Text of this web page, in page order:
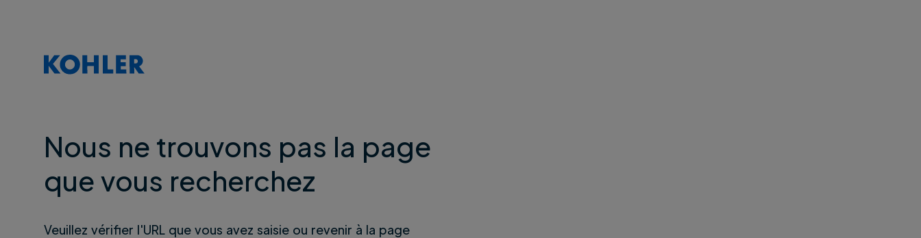
Nous ne trouvons pas la page
que vous recherchez
Veuillez vérifier l'URL que vous avez saisie ou revenir à la page